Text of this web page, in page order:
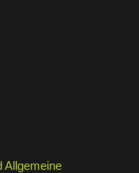
Allgemeine